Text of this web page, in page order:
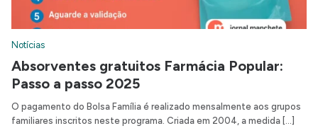
Notícias
Absorventes gratuitos Farmácia Popular:
Passo a passo 2025
O pagamento do Bolsa Família é realizado mensalmente aos grupos
familiares inscritos neste programa. Criada em 2004, a medida […]